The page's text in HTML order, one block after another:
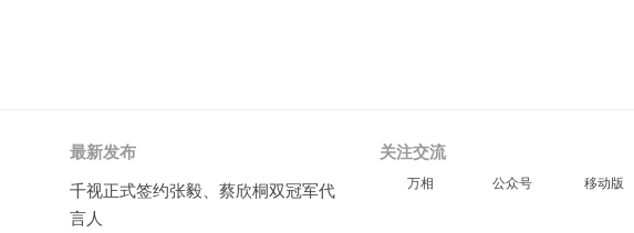
最新发布
千视正式签约张毅、蔡欣桐双冠军代
言人
关注交流
万相 公众号 移动版